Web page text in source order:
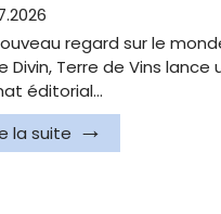
regard sur le
Divin, Terre de Vins lance
éditorial…
la suite